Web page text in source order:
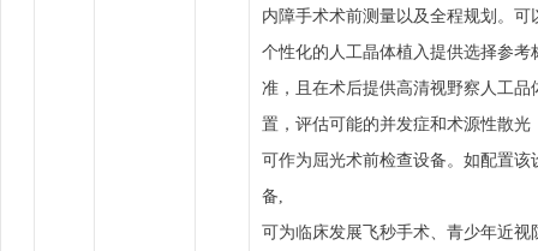
内障手术术前测量以及全程规划。可
个性化的人工晶体植入提供选择参考
准，且在术后提供高清视野察人工品
置，评估可能的并发症和术源性散光
可作为屈光术前检查设备。如配置该
备,
可为临床发展飞秒手术、青少年近视